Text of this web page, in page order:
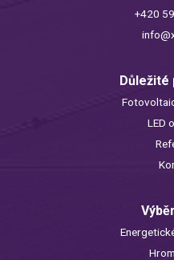
+420
Důležité
LED